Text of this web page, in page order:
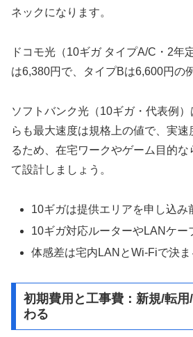
ネックになります。
ドコモ光（10ギガ タイプA/C・2年
は6,380円で、タイプBは6,600円の
ソフトバンク光（10ギガ・代表例
らも最大速度は規格上の値で、実
るため、在宅ワークやゲーム目的
て設計しましょう。
10ギガは提供エリアを申し込み
10ギガ対応ルーターやLANケー
体感差は宅内LANとWi-Fiで決
初期費用と工事費：新規/転
わる